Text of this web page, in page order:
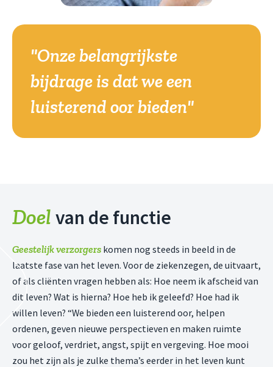
"Onze belangrijkste
bijdrage is dat we een
luisterend oor bieden"
Doel van de functie
Geestelijk verzorgers komen nog steeds in beeld in de
laatste fase van het leven. Voor de ziekenzegen, de uitvaart,
of als cliënten vragen hebben als: Hoe neem ik afscheid van
dit leven? Wat is hierna? Hoe heb ik geleefd? Hoe had ik
willen leven? “We bieden een luisterend oor, helpen
ordenen, geven nieuwe perspectieven en maken ruimte
voor geloof, verdriet, angst, spijt en vergeving. Hoe mooi
zou het zijn als je zulke thema’s eerder in het leven kunt